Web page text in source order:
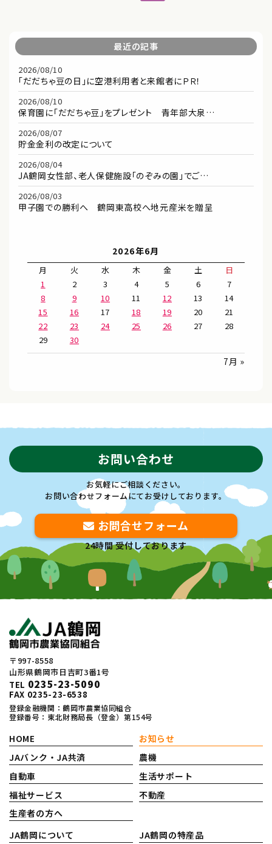
最近の記事
2026/08/10
「だだちゃ豆の日」に空港利用者と来館者にＰＲ！
2026/08/10
保育園に「だだちゃ豆」をプレゼント 青年部大泉…
2026/08/07
貯金金利の改定について
2026/08/04
JA鶴岡女性部、老人保健施設「のぞみの園」でご…
2026/08/03
甲子園での勝利へ 鶴岡東高校へ地元産米を贈呈
2026年6月
月 火 水 木 金 土
日
1
2 3 4 5 6
7
8
9 10 11 12 13
14
15
16 17 18 19 20
21
22
23 24 25 26 27
28
29
30
7月 »
お問い合わせ
お気軽にご相談ください。
お問い合わせフォームにてお受けしております。
お問合せフォーム
24時間 受付しております
〒997-8558
山形県鶴岡市日吉町3番1号
TEL 0235-23-5090
FAX 0235-23-6538
登録金融機関：鶴岡市農業協同組合
登録番号：東北財務局長（登金）第154号
HOME
お知らせ
JAバンク・JA共済
農機
自動車
生活サポート
福祉サービス
不動産
生産者の方へ
JA鶴岡について
JA鶴岡の特産品